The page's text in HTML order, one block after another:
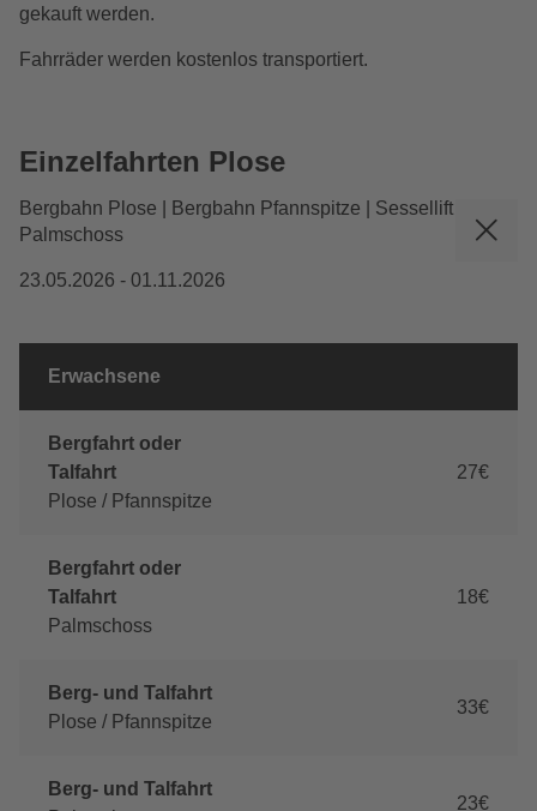
gekauft werden.
Fahrräder werden kostenlos transportiert.
Einzelfahrten Plose
Bergbahn Plose | Bergbahn Pfannspitze | Sessellift
Palmschoss
23.05.2026 - 01.11.2026
Erwachsene
Bergfahrt oder
Talfahrt
Plose / Pfannspitze
27€
Bergfahrt oder
Talfahrt
Palmschoss
18€
Berg- und Talfahrt
Plose / Pfannspitze
33€
Berg- und Talfahrt
23€